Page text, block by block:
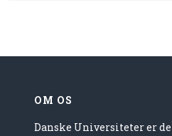
OM OS
Danske Universiteter er